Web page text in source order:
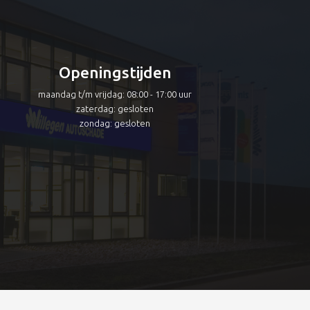
Openingstijden
maandag t/m vrijdag: 08:00 - 17:00 uur
zaterdag: gesloten
zondag: gesloten